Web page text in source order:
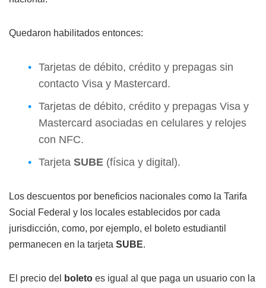
Quedaron habilitados entonces:
Tarjetas de débito, crédito y prepagas sin
contacto Visa y Mastercard.
Tarjetas de débito, crédito y prepagas Visa y
Mastercard asociadas en celulares y relojes
con NFC.
Tarjeta SUBE (física y digital).
Los descuentos por beneficios nacionales como la Tarifa
Social Federal y los locales establecidos por cada
jurisdicción, como, por ejemplo, el boleto estudiantil
permanecen en la tarjeta SUBE.
El precio del boleto es igual al que paga un usuario con la